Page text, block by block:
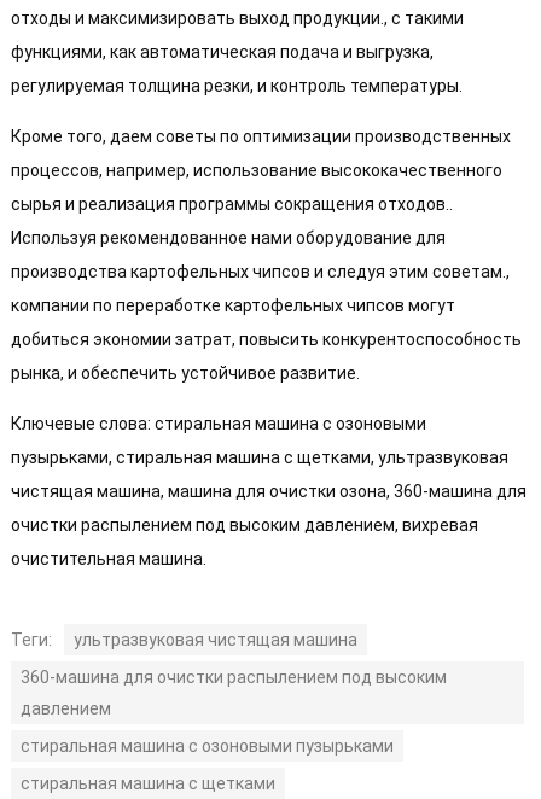
отходы и максимизировать выход продукции., с такими
функциями, как автоматическая подача и выгрузка,
регулируемая толщина резки, и контроль температуры.
Кроме того, даем советы по оптимизации производственных
процессов, например, использование высококачественного
сырья и реализация программы сокращения отходов..
Используя рекомендованное нами оборудование для
производства картофельных чипсов и следуя этим советам.,
компании по переработке картофельных чипсов могут
добиться экономии затрат, повысить конкурентоспособность
рынка, и обеспечить устойчивое развитие.
Ключевые слова: стиральная машина с озоновыми
пузырьками, стиральная машина с щетками, ультразвуковая
чистящая машина, машина для очистки озона, 360-машина для
очистки распылением под высоким давлением, вихревая
очистительная машина.
Теги:
ультразвуковая чистящая машина
360-машина для очистки распылением под высоким
давлением
стиральная машина с озоновыми пузырьками
стиральная машина с щетками